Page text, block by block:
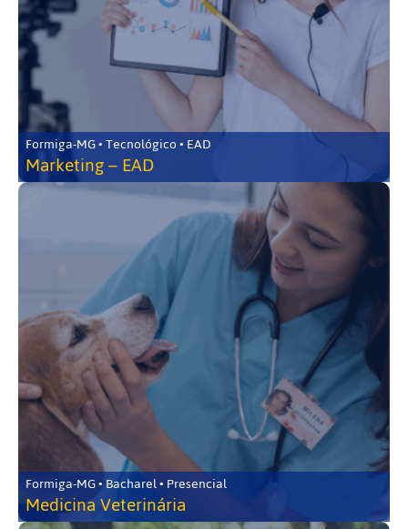
Formiga-MG • Tecnológico • EAD
Marketing – EAD
Formiga-MG • Bacharel • Presencial
Medicina Veterinária